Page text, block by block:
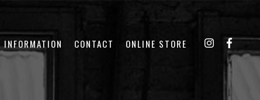
INFORMATION CONTACT ONLINE STORE